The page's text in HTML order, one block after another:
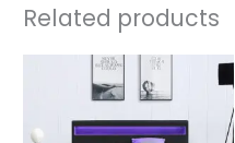
Related products
890,00 €
1090,00 €